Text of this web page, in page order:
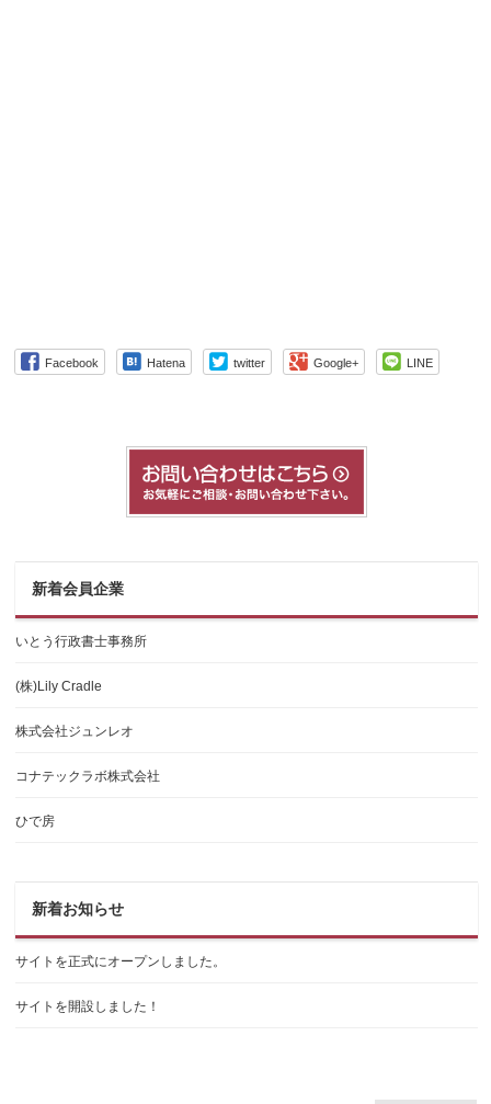
Facebook Hatena twitter Google+ LINE
新着会員企業
いとう行政書士事務所
(株)Lily Cradle
株式会社ジュンレオ
コナテックラボ株式会社
ひで房
新着お知らせ
サイトを正式にオープンしました。
サイトを開設しました！